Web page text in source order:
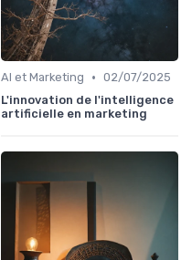
AI et Marketing • 02/07/2025
L'innovation de l'intelligence
artificielle en marketing